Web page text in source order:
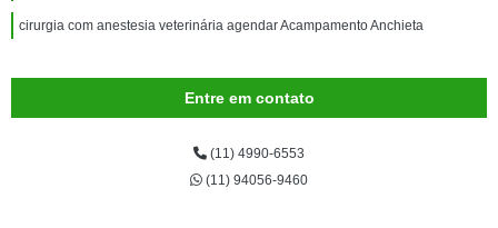
cirurgia com anestesia veterinária agendar Acampamento Anchieta
Entre em contato
(11) 4990-6553
(11) 94056-9460